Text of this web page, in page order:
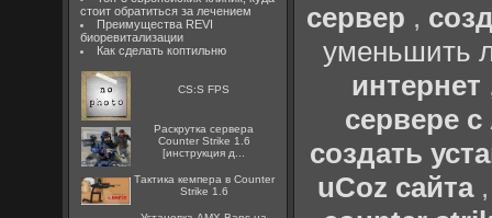
стоит обратиться за лечением
Преимущества REVI
биоревитализации
Как сделать коптильню
CS:S FPS
Раскрутка сервера
Counter Strike 1.6
[инструкция д...
Тактика кемпера в Counter
Strike 1.6
сервер ,
уменьшить
интернет
сервере
создать
uCoz сайта